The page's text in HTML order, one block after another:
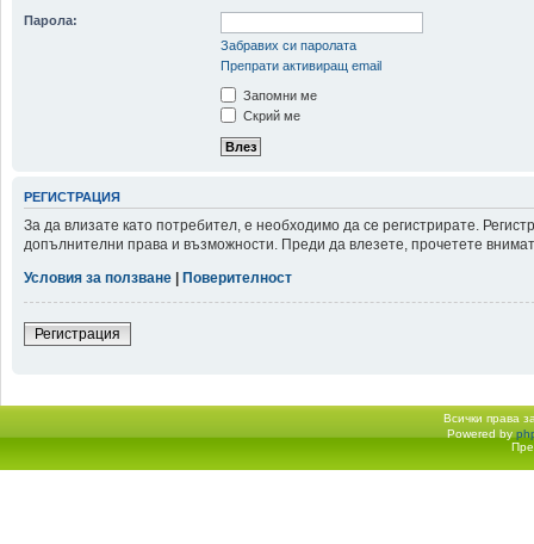
Парола:
Забравих си паролата
Препрати активиращ email
Запомни ме
Скрий ме
РЕГИСТРАЦИЯ
За да влизате като потребител, е необходимо да се регистрирате.
допълнителни права и възможности. Преди да влезете, прочетете
Условия за ползване | Поверителност
Регистрация
Всички права
Начало форум Powered by